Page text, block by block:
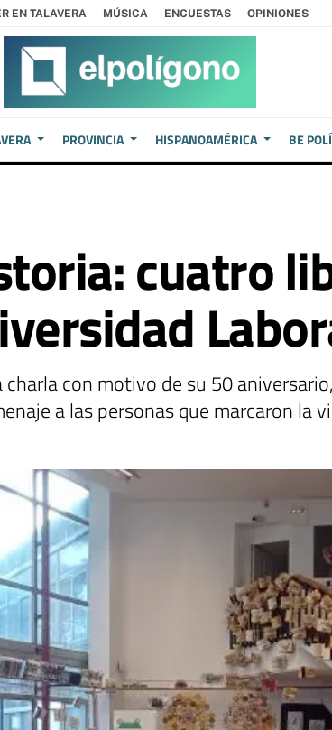
EN TALAVERA MÚSICA ENCUESTAS OPINIONES
PROVINCIA HISPANOAMÉRICA BE
cuatro
con motivo de su 50
a las personas que marcaron la